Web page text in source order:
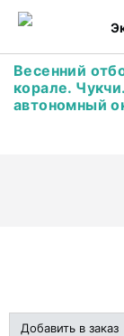
Весенний
корале.
автономный
Добавить в заказ